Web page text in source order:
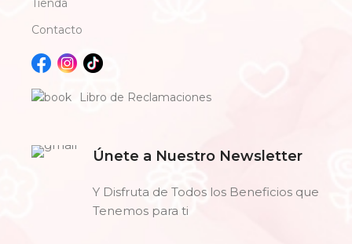
Tienda
Contacto
Libro de Reclamaciones
Únete a Nuestro Newsletter
Y Disfruta de Todos los Beneficios que
Tenemos para ti